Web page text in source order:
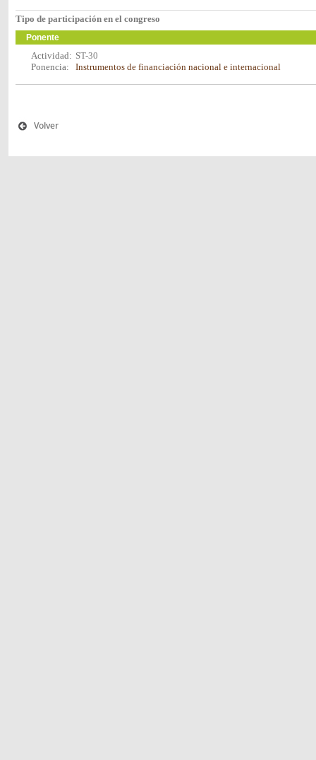
Tipo de participación en el congreso
Ponente
Actividad: ST-30
Ponencia:
Instrumentos de financiación nacional e internacional
Volver